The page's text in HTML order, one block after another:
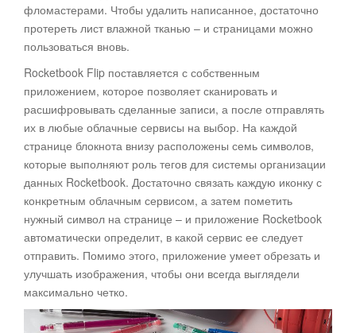
фломастерами. Чтобы удалить написанное, достаточно
протереть лист влажной тканью – и страницами можно
пользоваться вновь.
Rocketbook Flip поставляется с собственным
приложением, которое позволяет сканировать и
расшифровывать сделанные записи, а после отправлять
их в любые облачные сервисы на выбор. На каждой
странице блокнота внизу расположены семь символов,
которые выполняют роль тегов для системы организации
данных Rocketbook. Достаточно связать каждую иконку с
конкретным облачным сервисом, а затем пометить
нужный символ на странице – и приложение Rocketbook
автоматически определит, в какой сервис ее следует
отправить. Помимо этого, приложение умеет обрезать и
улучшать изображения, чтобы они всегда выглядели
максимально четко.